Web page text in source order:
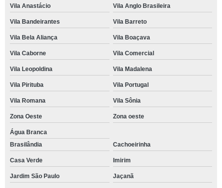
Vila Anastácio Vila Anglo Brasileira
Vila Bandeirantes Vila Barreto
Vila Bela Aliança Vila Boaçava
Vila Caborne Vila Comercial
Vila Leopoldina Vila Madalena
Vila Pirituba Vila Portugal
Vila Romana Vila Sônia
Zona Oeste Zona oeste
Água Branca
Brasilândia
Cachoeirinha
Casa Verde Imirim
Jardim São Paulo Jaçanã